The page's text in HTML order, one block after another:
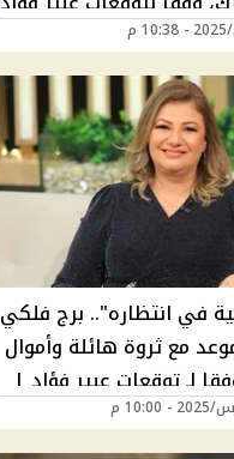
في انتظاره".. برج فلكي
مع ثروة هائلة وأموال
لـ توقعات عبير فؤاد |
ده